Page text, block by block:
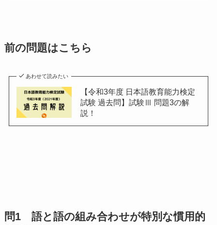
前の問題はこちら
あわせて読みたい
【令和3年度 日本語教育能力検定
試験 過去問】試験Ⅲ 問題3の解
説！
問1 語と語の組み合わせが特別な慣用的